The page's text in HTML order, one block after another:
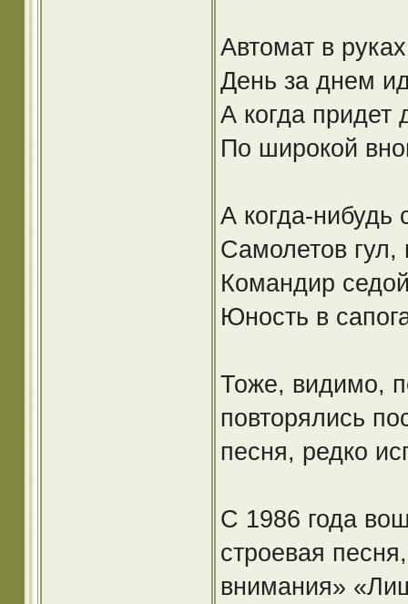
Автомат в
День за днем
А когда придет
По широкой
А когда-нибудь
Самолетов
Командир
Юность в
Тоже, видимо,
повторялись
песня, редко
С 1986 года
строевая
внимания»